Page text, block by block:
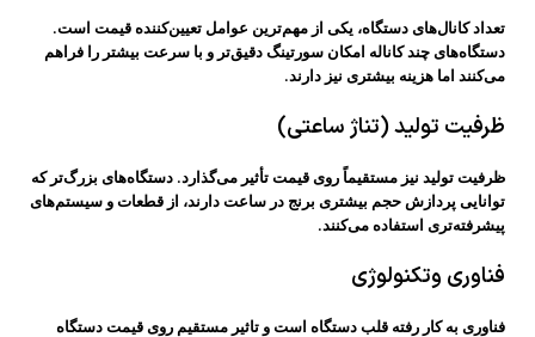
تعداد کانال‌های دستگاه، یکی از مهم‌ترین عوامل تعیین‌کننده قیمت است.
دستگاه‌های چند کاناله امکان سورتینگ دقیق‌تر و با سرعت بیشتر را فراهم
می‌کنند اما هزینه بیشتری نیز دارند.
ظرفیت تولید (تناژ ساعتی)
ظرفیت تولید نیز مستقیماً روی قیمت تأثیر می‌گذارد. دستگاه‌های بزرگ‌تر که
توانایی پردازش حجم بیشتری برنج در ساعت دارند، از قطعات و سیستم‌های
پیشرفته‌تری استفاده می‌کنند.
فناوری وتکنولوژی
فناوری به کار رفته قلب دستگاه است و تاثیر مستقیم روی قیمت دستگاه